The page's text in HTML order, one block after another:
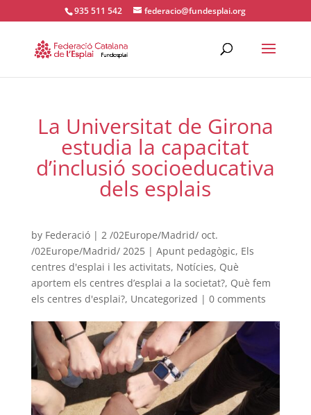
935 511 542 federacio@fundesplai.org
La Universitat de Girona
estudia la capacitat
d’inclusió socioeducativa
dels esplais
by Federació| 2 /02Europe/Madrid/ oct.
/02Europe/Madrid/ 2025| Apunt pedagògic, Els
centres d'esplai i les activitats, Notícies, Què
aportem els centres d’esplai a la societat?, Què fem
els centres d'esplai?, Uncategorized | 0 comments
ACTIVITATS D'ESTIU
MÓN ESCOLAR
ALBERG CENTRE ESPLAI
FORMACIÓ
CASES DE COLÒNIES
ACCIÓ SOCIAL I JOVES
ESPLAIS